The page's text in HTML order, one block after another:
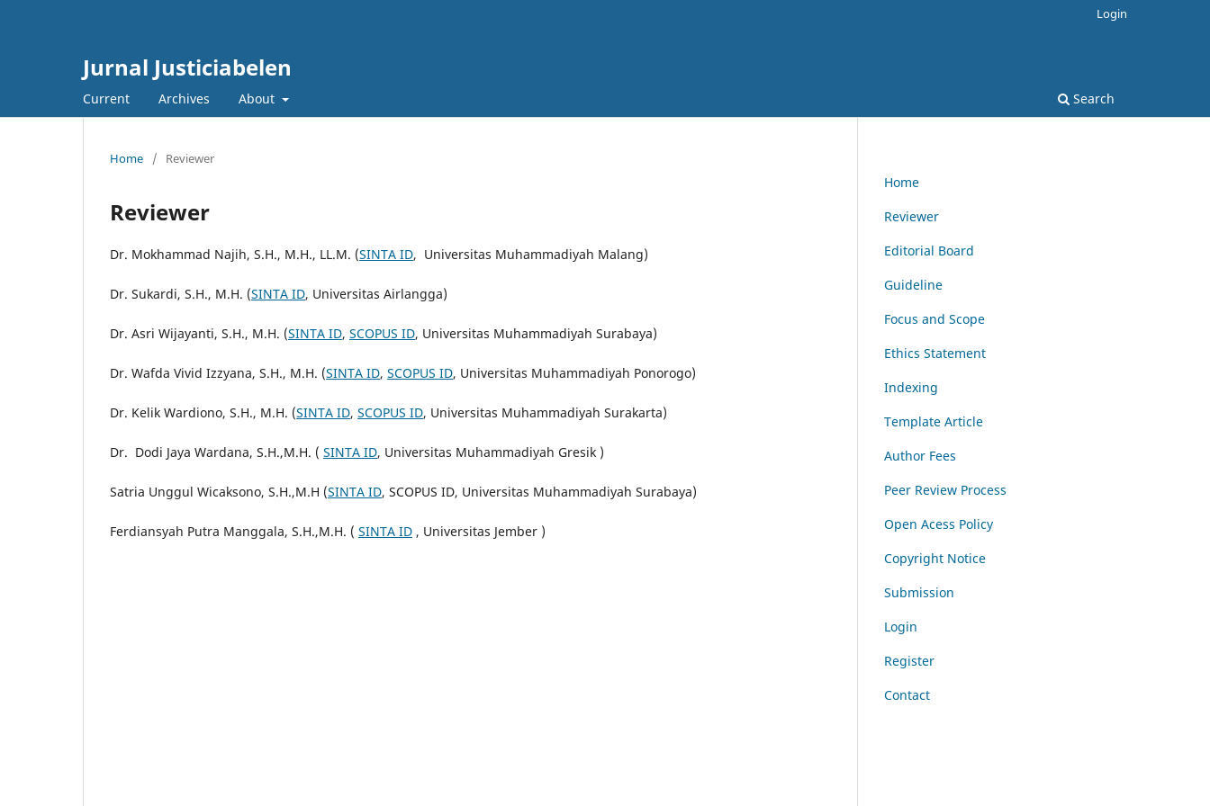
Jurnal Justiciabelen
Current Archives About Search
Login
Home / Reviewer
Reviewer
Dr. Mokhammad Najih, S.H., M.H., LL.M. (SINTA ID, Universitas Muhammadiyah Malang)
Dr. Sukardi, S.H., M.H. (SINTA ID, Universitas Airlangga)
Dr. Asri Wijayanti, S.H., M.H. (SINTA ID, SCOPUS ID, Universitas Muhammadiyah Surabaya)
Dr. Wafda Vivid Izzyana, S.H., M.H. (SINTA ID, SCOPUS ID, Universitas Muhammadiyah Ponorogo)
Dr. Kelik Wardiono, S.H., M.H. (SINTA ID, SCOPUS ID, Universitas Muhammadiyah Surakarta)
Dr. Dodi Jaya Wardana, S.H.,M.H. ( SINTA ID, Universitas Muhammadiyah Gresik )
Satria Unggul Wicaksono, S.H.,M.H (SINTA ID, SCOPUS ID, Universitas Muhammadiyah Surabaya)
Ferdiansyah Putra Manggala, S.H.,M.H. ( SINTA ID , Universitas Jember )
Home
Reviewer
Editorial Board
Guideline
Focus and Scope
Ethics Statement
Indexing
Template Article
Author Fees
Peer Review Process
Open Acess Policy
Copyright Notice
Submission
Login
Register
Contact